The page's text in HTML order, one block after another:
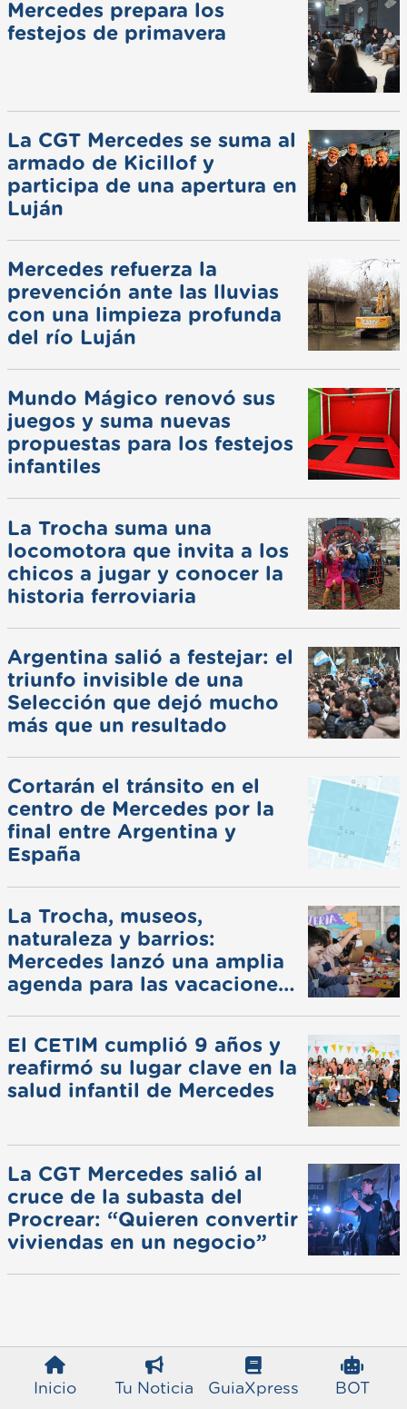
Inicio Tu Noticia GuiaXpress BOT
Mercedes prepara los
festejos de primavera
La CGT Mercedes se suma al
armado de Kicillof y
participa de una apertura en
Luján
Mercedes refuerza la
prevención ante las lluvias
con una limpieza profunda
del río Luján
Mundo Mágico renovó sus
juegos y suma nuevas
propuestas para los festejos
infantiles
La Trocha suma una
locomotora que invita a los
chicos a jugar y conocer la
historia ferroviaria
Argentina salió a festejar: el
triunfo invisible de una
Selección que dejó mucho
más que un resultado
Cortarán el tránsito en el
centro de Mercedes por la
final entre Argentina y
España
La Trocha, museos,
naturaleza y barrios:
Mercedes lanzó una amplia
agenda para las vacaciones
El CETIM cumplió 9 años y
reafirmó su lugar clave en la
salud infantil de Mercedes
La CGT Mercedes salió al
cruce de la subasta del
Procrear: “Quieren convertir
viviendas en un negocio”